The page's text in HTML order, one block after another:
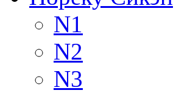
N1
N2
N3